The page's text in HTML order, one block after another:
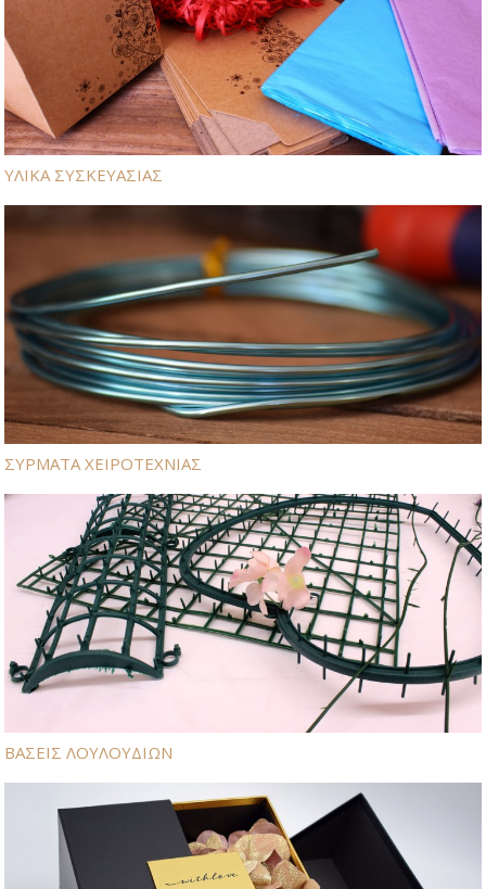
ΥΛΙΚΑ ΣΥΣΚΕΥΑΣΙΑΣ
ΣΥΡΜΑΤΑ ΧΕΙΡΟΤΕΧΝΙΑΣ
ΒΑΣΕΙΣ ΛΟΥΛΟΥΔΙΩΝ